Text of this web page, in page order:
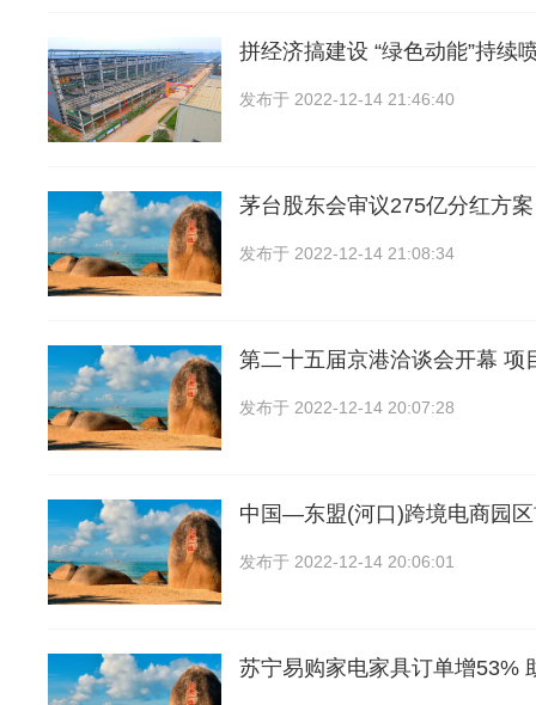
拼经济搞建设 “绿色动能”持续
发布于 2022-12-14 21:46:40
茅台股东会审议275亿分红方案
发布于 2022-12-14 21:08:34
第二十五届京港洽谈会开幕 项
发布于 2022-12-14 20:07:28
中国―东盟(河口)跨境电商园
发布于 2022-12-14 20:06:01
苏宁易购家电家具订单增53%